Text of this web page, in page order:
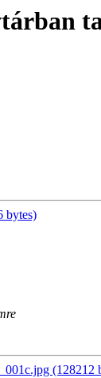
bytes)
(128212